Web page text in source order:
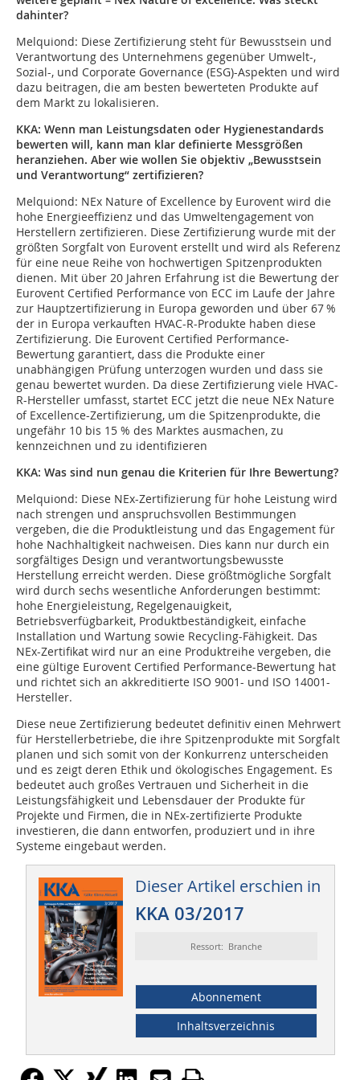
dahinter?
Melquiond: Diese Zertifizierung steht für Bewusstsein und
Verantwortung des Unternehmens gegenüber Umwelt-,
Sozial-, und Corporate Governance (ESG)-Aspekten und wird
dazu beitragen, die am besten bewerteten Produkte auf
dem Markt zu lokalisieren.
KKA: Wenn man Leistungsdaten oder Hygienestandards
bewerten will, kann man klar definierte Messgrößen
heranziehen. Aber wie wollen Sie objektiv „Bewusstsein
und Verantwortung“ zertifizieren?
Melquiond: NEx Nature of Excellence by Eurovent wird die
hohe Energieeffizienz und das Umweltengagement von
Herstellern zertifizieren. Diese Zertifizierung wurde mit der
größten Sorgfalt von Eurovent erstellt und wird als Referenz
für eine neue Reihe von hochwertigen Spitzenprodukten
dienen. Mit über 20 Jahren Erfahrung ist die Bewertung der
Eurovent Certified Performance von ECC im Laufe der Jahre
zur Hauptzertifizierung in Europa geworden und über 67 %
der in Europa verkauften HVAC-R-Produkte haben diese
Zertifizierung. Die Eurovent Certified Performance-
Bewertung garantiert, dass die Produkte einer
unabhängigen Prüfung unterzogen wurden und dass sie
genau bewertet wurden. Da diese Zertifizierung viele HVAC-
R-Hersteller umfasst, startet ECC jetzt die neue NEx Nature
of Excellence-Zertifizierung, um die Spitzenprodukte, die
ungefähr 10 bis 15 % des Marktes ausmachen, zu
kennzeichnen und zu identifizieren
KKA: Was sind nun genau die Kriterien für Ihre Bewertung?
Melquiond: Diese NEx-Zertifizierung für hohe Leistung wird
nach strengen und anspruchsvollen Bestimmungen
vergeben, die die Produktleistung und das Engagement für
hohe Nachhaltigkeit nachweisen. Dies kann nur durch ein
sorgfältiges Design und verantwortungsbewusste
Herstellung erreicht werden. Diese größtmögliche Sorgfalt
wird durch sechs wesentliche Anforderungen bestimmt:
hohe Energieleistung, Regelgenauigkeit,
Betriebsverfügbarkeit, Produktbeständigkeit, einfache
Installation und Wartung sowie Recycling-Fähigkeit. Das
NEx-Zertifikat wird nur an eine Produktreihe vergeben, die
eine gültige Eurovent Certified Performance-Bewertung hat
und richtet sich an akkreditierte ISO 9001- und ISO 14001-
Hersteller.
Diese neue Zertifizierung bedeutet definitiv einen Mehrwert
für Herstellerbetriebe, die ihre Spitzenprodukte mit Sorgfalt
planen und sich somit von der Konkurrenz unterscheiden
und es zeigt deren Ethik und ökologisches Engagement. Es
bedeutet auch großes Vertrauen und Sicherheit in die
Leistungsfähigkeit und Lebensdauer der Produkte für
Projekte und Firmen, die in NEx-zertifizierte Produkte
investieren, die dann entworfen, produziert und in ihre
Systeme eingebaut werden.
Dieser Artikel erschien in
KKA 03/2017
Ressort: Branche
Abonnement
Inhaltsverzeichnis